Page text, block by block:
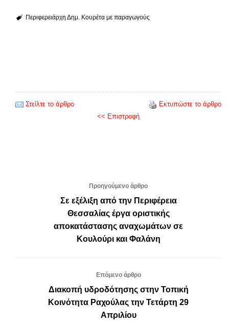
Περιφερειάρχη Δημ. Κουρέτα με παραγωγούς
Στείλτε το άρθρο
Εκτυπώστε το άρθρο
<< Επιστροφή
Προηγούμενο άρθρο
Σε εξέλιξη από την Περιφέρεια
Θεσσαλίας έργα οριστικής
αποκατάστασης αναχωμάτων σε
Κουλούρι και Φαλάνη
Επόμενο άρθρο
Διακοπή υδροδότησης στην Τοπική
Κοινότητα Ραχούλας την Τετάρτη 29
Απριλίου